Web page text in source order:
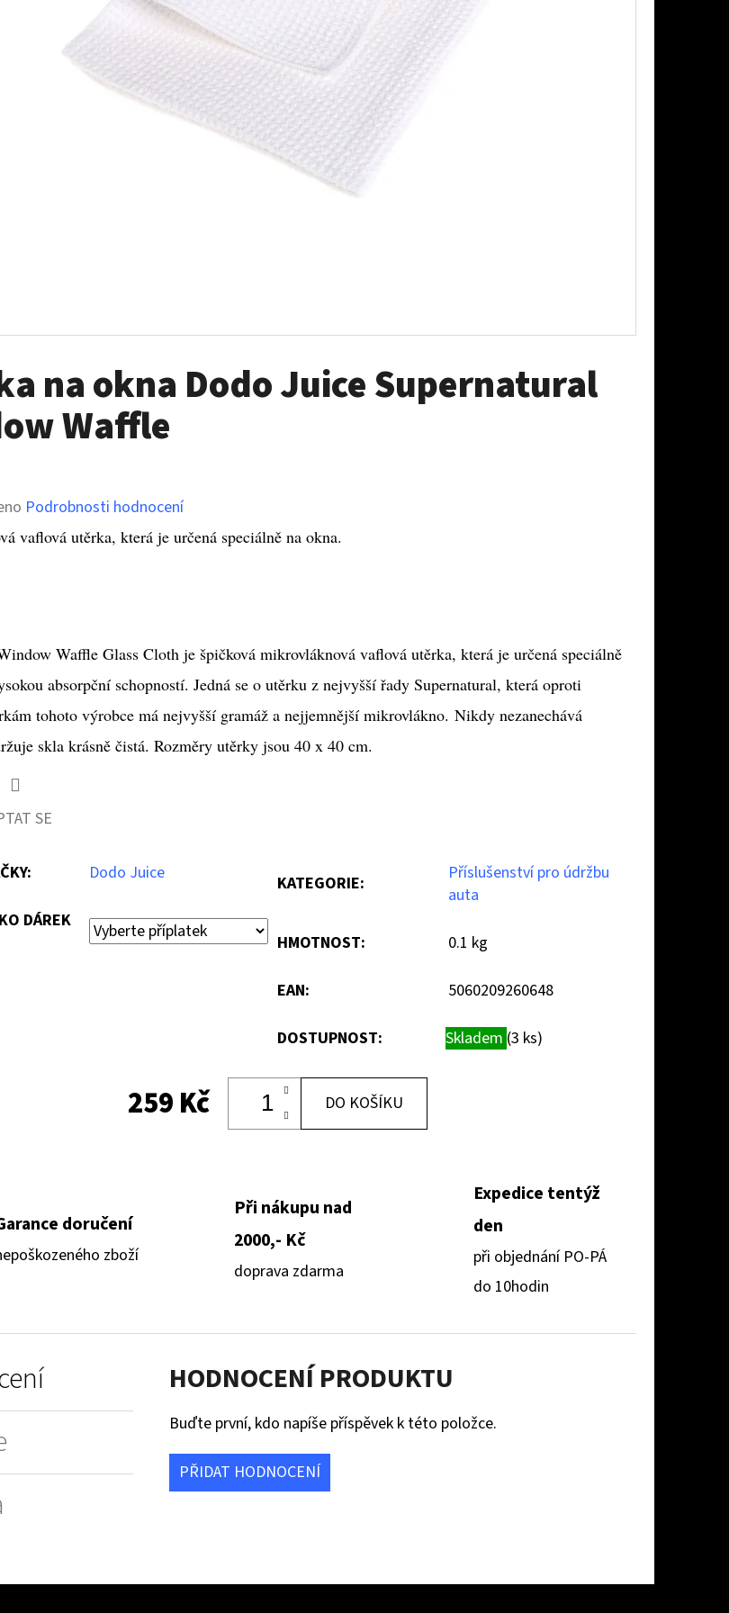
na okna Dodo Juice Supernatural
Waffle
Podrobnosti hodnocení
vaflová utěrka, která je určená speciálně na okna.
Waffle Glass Cloth je špičková mikrovláknová vaflová utěrka, která je určená speciálně
absorpční schopností. Jedná se o utěrku z nejvyšší řady Supernatural, která oproti
tohoto výrobce má nejvyšší gramáž a nejjemnější mikrovlákno. Nikdy nezanechává
skla krásně čistá. Rozměry utěrky jsou 40 x 40 cm.
SE
: Dodo Juice
DÁREK
KATEGORIE:
Příslušenství pro údržbu
auta
HMOTNOST: 0.1 kg
EAN: 5060209260648
DOSTUPNOST: Skladem (3 ks)
259 Kč DO KOŠÍKU
doručení
zboží
Při nákupu nad
2000,- Kč
doprava zdarma
Expedice tentýž
den
při objednání PO-PÁ
do 10hodin
HODNOCENÍ PRODUKTU
Buďte první, kdo napíše příspěvek k této položce.
PŘIDAT HODNOCENÍ
FOAM APPLICATOR PĚNOVÝ
DVOJČINNÝ ROZPRAŠOVAČ BEZ LAHVE
99 Kč